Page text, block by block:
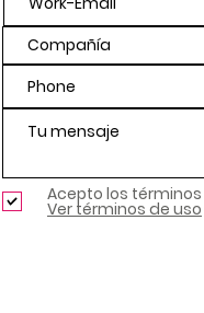
Acepto los
Ver términos de uso